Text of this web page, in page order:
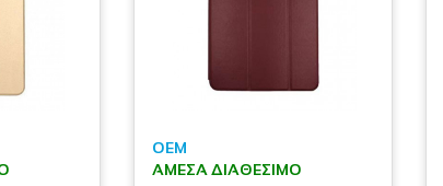
OEM
ΆΜΕΣΑ ΔΙΑΘΈΣΙΜΟ